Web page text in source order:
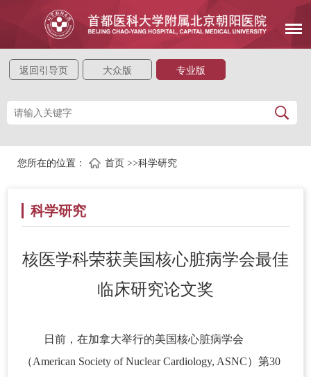
返回引导页 大众版 专业版
您所在的位置： 首页 >>科学研究
科学研究
核医学科荣获美国核心脏病学会最佳
临床研究论文奖
日前，在加拿大举行的美国核心脏病学会
（American Society of Nuclear Cardiology, ASNC）第30